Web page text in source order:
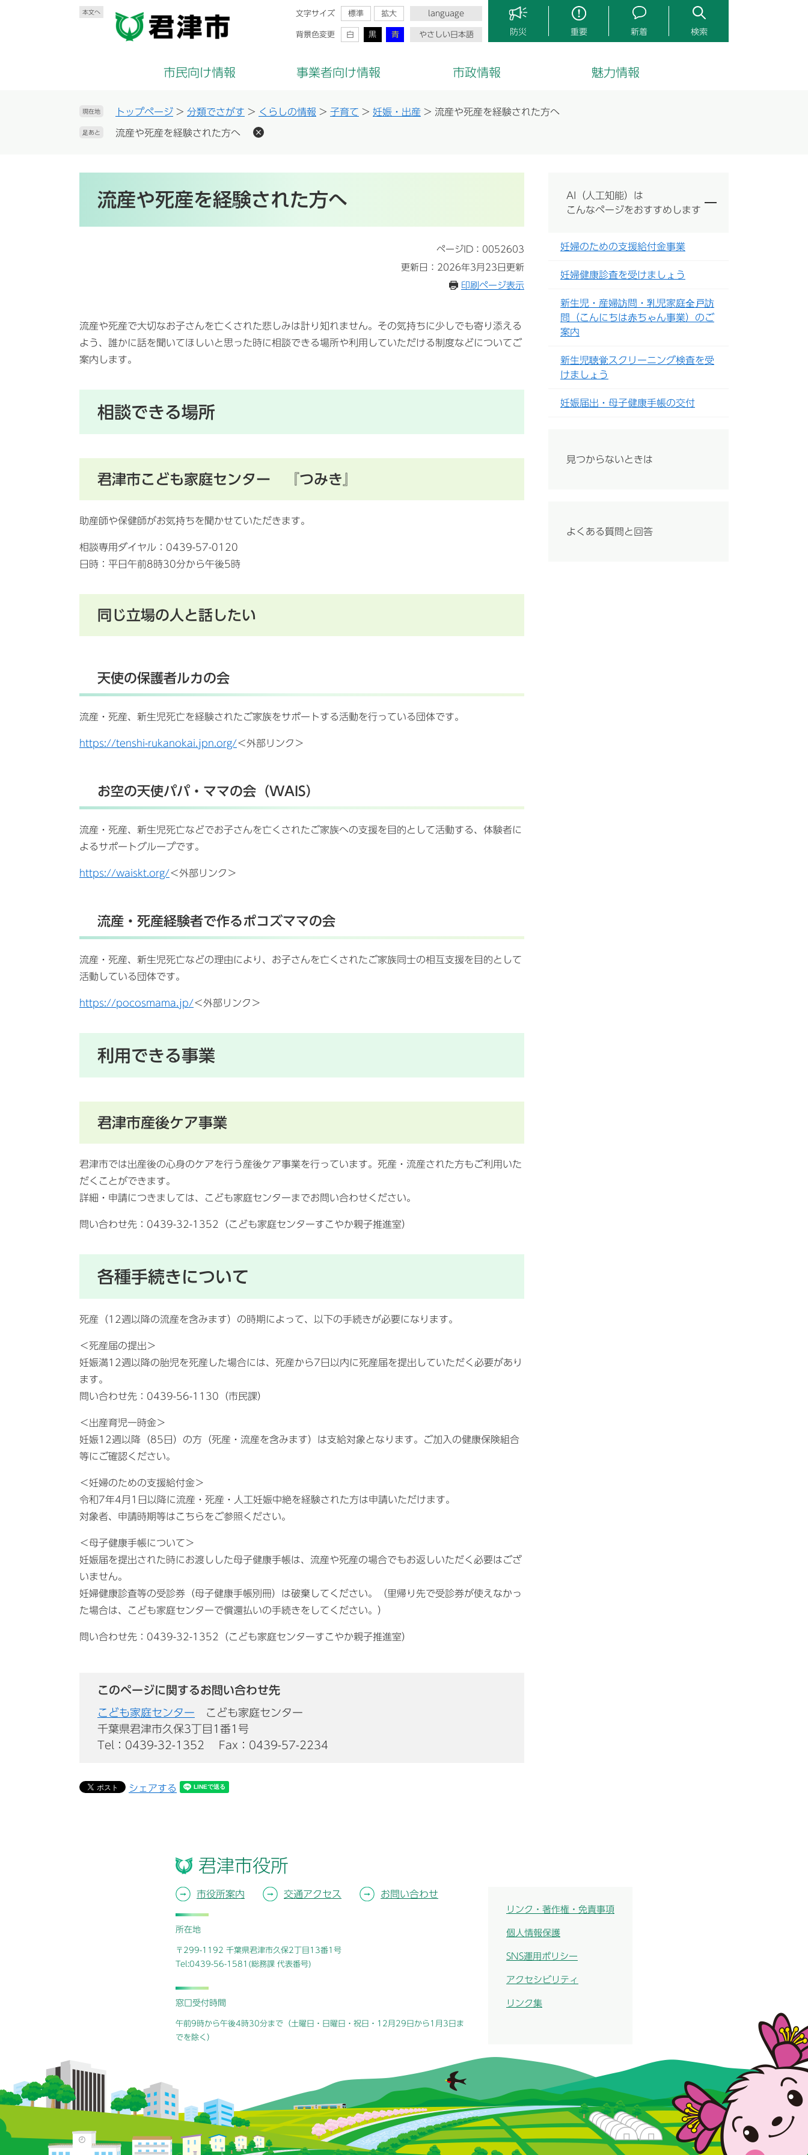
本文へ 文字サイズ 標準 拡大
背景色変更 白 黒 青
language
やさしい日本語 防災 重要 新着 検索
市民向け情報 事業者向け情報 市政情報 魅力情報
現在地 トップページ > 分類でさがす > くらしの情報 > 子育て > 妊娠・出産 > 流産や死産を経験された方へ
足あと 流産や死産を経験された方へ
流産や死産を経験された方へ
ページID：0052603
更新日：2026年3月23日更新
印刷ページ表示
流産や死産で大切なお子さんを亡くされた悲しみは計り知れません。その気持ちに少しでも寄り添える
よう、誰かに話を聞いてほしいと思った時に相談できる場所や利用していただける制度などについてご
案内します。
相談できる場所
君津市こども家庭センター 『つみき』
助産師や保健師がお気持ちを聞かせていただきます。
相談専用ダイヤル：0439-57-0120
日時：平日午前8時30分から午後5時
同じ立場の人と話したい
天使の保護者ルカの会
流産・死産、新生児死亡を経験されたご家族をサポートする活動を行っている団体です。
https://tenshi-rukanokai.jpn.org/＜外部リンク＞
お空の天使パパ・ママの会（WAIS）
流産・死産、新生児死亡などでお子さんを亡くされたご家族への支援を目的として活動する、体験者に
よるサポートグループです。
https://waiskt.org/＜外部リンク＞
流産・死産経験者で作るポコズママの会
流産・死産、新生児死亡などの理由により、お子さんを亡くされたご家族同士の相互支援を目的として
活動している団体です。
https://pocosmama.jp/＜外部リンク＞
利用できる事業
君津市産後ケア事業
君津市では出産後の心身のケアを行う産後ケア事業を行っています。死産・流産された方もご利用いた
だくことができます。
詳細・申請につきましては、こども家庭センターまでお問い合わせください。
問い合わせ先：0439-32-1352（こども家庭センターすこやか親子推進室）
各種手続きについて
死産（12週以降の流産を含みます）の時期によって、以下の手続きが必要になります。
＜死産届の提出＞
妊娠満12週以降の胎児を死産した場合には、死産から7日以内に死産届を提出していただく必要があり
ます。
問い合わせ先：0439-56-1130（市民課）
＜出産育児一時金＞
妊娠12週以降（85日）の方（死産・流産を含みます）は支給対象となります。ご加入の健康保険組合
等にご確認ください。
＜妊婦のための支援給付金＞
令和7年4月1日以降に流産・死産・人工妊娠中絶を経験された方は申請いただけます。
対象者、申請時期等はこちらをご参照ください。
＜母子健康手帳について＞
妊娠届を提出された時にお渡しした母子健康手帳は、流産や死産の場合でもお返しいただく必要はござ
いません。
妊婦健康診査等の受診券（母子健康手帳別冊）は破棄してください。（里帰り先で受診券が使えなかっ
た場合は、こども家庭センターで償還払いの手続きをしてください。）
問い合わせ先：0439-32-1352（こども家庭センターすこやか親子推進室）
このページに関するお問い合わせ先
こども家庭センター
こども家庭センター
千葉県君津市久保3丁目1番1号
Tel：0439-32-1352
Fax：0439-57-2234
シェアする
AI（人工知能）は
こんなページをおすすめします
妊婦のための支援給付金事業
妊婦健康診査を受けましょう
新生児・産婦訪問・乳児家庭全戸訪
問（こんにちは赤ちゃん事業）のご
案内
新生児聴覚スクリーニング検査を受
けましょう
妊娠届出・母子健康手帳の交付
見つからないときは
よくある質問と回答
君津市役所
市役所案内 交通アクセス お問い合わせ
所在地
〒299-1192 千葉県君津市久保2丁目13番1号
Tel:0439-56-1581(総務課 代表番号)
窓口受付時間
午前9時から午後4時30分まで（土曜日・日曜日・祝日・12月29日から1月3日ま
でを除く）
リンク・著作権・免責事項
個人情報保護
SNS運用ポリシー
アクセシビリティ
リンク集